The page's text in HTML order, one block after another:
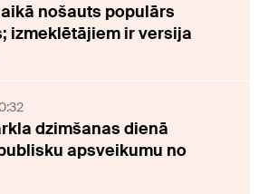
nošauts populārs
izmeklētājiem ir versija
dzimšanas dienā
apsveikumu no